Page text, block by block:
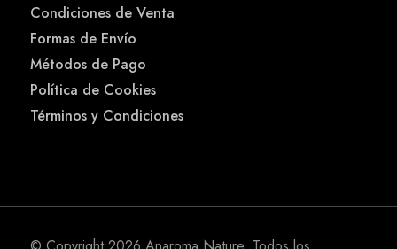
Condiciones de Venta
Formas de Envío
Métodos de Pago
Política de Cookies
Términos y Condiciones